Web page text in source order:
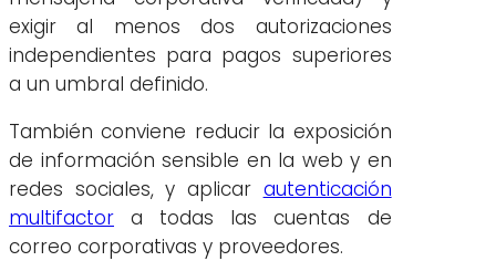
exigir al menos dos autorizaciones
independientes para pagos superiores
a un umbral definido.
También conviene reducir la exposición
de información sensible en la web y en
redes sociales, y aplicar autenticación
multifactor a todas las cuentas de
correo corporativas y proveedores.